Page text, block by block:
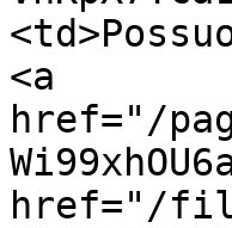
<a
href="/
href="/